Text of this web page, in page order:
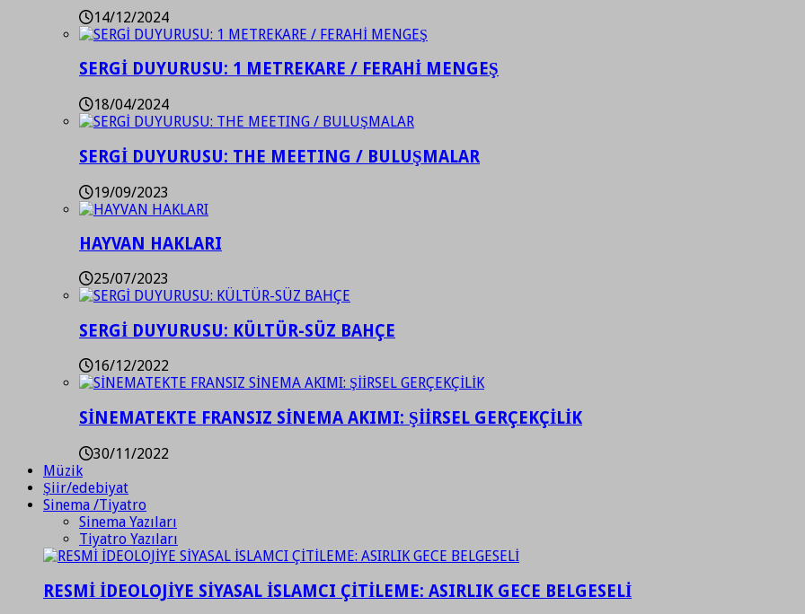
14/12/2024
SERGİ DUYURUSU: 1 METREKARE / FERAHİ MENGEŞ
18/04/2024
SERGİ DUYURUSU: THE MEETING / BULUŞMALAR
19/09/2023
HAYVAN HAKLARI
25/07/2023
SERGİ DUYURUSU: KÜLTÜR-SÜZ BAHÇE
16/12/2022
SİNEMATEKTE FRANSIZ SİNEMA AKIMI: ŞİİRSEL GERÇEKÇİLİK
30/11/2022
Müzik
Şiir/edebiyat
Sinema /Tiyatro
Sinema Yazıları
Tiyatro Yazıları
RESMİ İDEOLOJİYE SİYASAL İSLAMCI ÇİTİLEME: ASIRLIK GECE BELGESELİ